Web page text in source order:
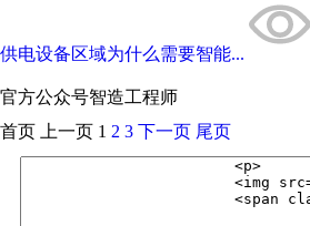
供电设备区域为什么需要智能...
官方公众号智造工程师
首页 上一页 1 2 3 下一页 尾页